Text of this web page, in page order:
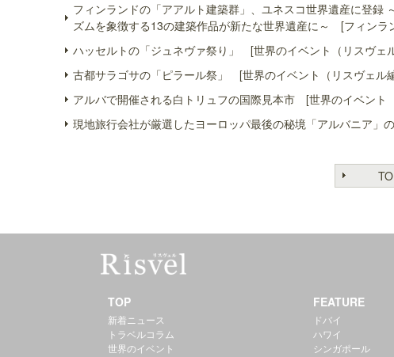
フィンランドの「アアルト建築群」、ユネスコ世界遺産に登
ズムを象徴する13の建築作品が新たな世界遺産に～ [フィンラ
ハッセルトの「ジュネヴァ祭り」 [世界のイベント（リスヴェ
古都サラゴサの「ピラール祭」 [世界のイベント（リスヴェル
アルバで開催される白トリュフの国際見本市 [世界のイベント
現地旅行会社が厳選したヨーロッパ最後の秘境「アルバニア
TOP
新着ニュース
トラベルコラム
世界のイベント
FEATURE
ドバイ
ハワイ
シンガポール